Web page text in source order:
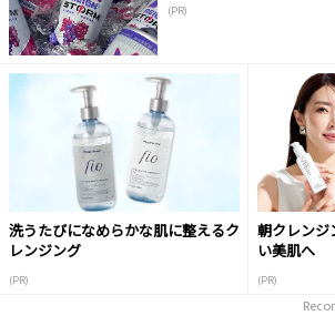
(PR)
洗うたびになめらかな肌に整えるク
レンジング
(PR)
朝クレンジ
い美肌へ
(PR)